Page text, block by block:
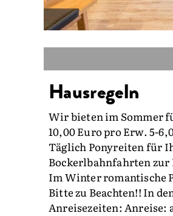
Hausregeln
Wir bieten im Sommer
10,00 Euro pro Erw. 5-
Täglich Ponyreiten für
Bockerlbahnfahrten zur
Im Winter romantische
Bitte zu Beachten!! In
Anreisezeiten: Anreise: